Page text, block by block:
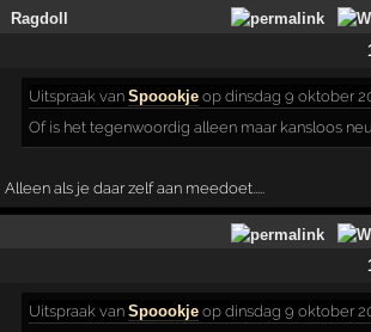
Ragdoll
Uitspraak vanSpoookje op dinsdag 9 oktober
Of is het tegenwoordig alleen maar kansloos
Alleen als je daar zelf aan meedoet.....
Uitspraak vanSpoookje op dinsdag 9 oktober